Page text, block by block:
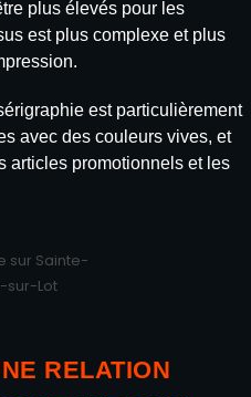
plus élevés pour les
est plus complexe et plus
est particulièrement
avec des couleurs vives, et
articles promotionnels et les
RELATION